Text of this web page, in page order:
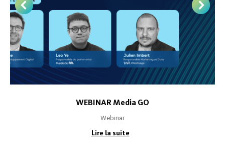
WEBINAR Media GO
Webinar
Lire la suite